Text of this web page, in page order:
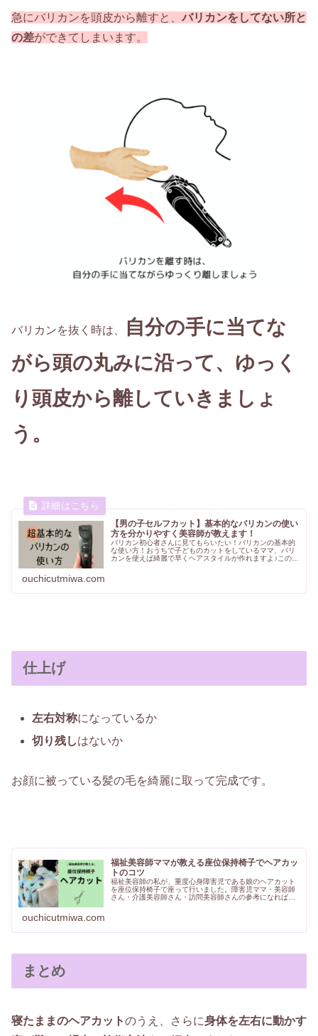
急にバリカンを頭皮から離すと、 バリカンをしてない所と
の差ができてしまいます。
バリカンを抜く時は、
自分の手に当てな
がら頭の丸みに沿って、ゆっく
り頭皮から離していきましょ
う。
【男の子セルフカット】基本的なバリカンの使い
方を分かりやすく美容師が教えます！
バリカン初心者さんに見てもらいたい！バリカンの基本的
な使い方！おうちで子どものカットをしているママ、バリ
カンを使えば綺麗で早くヘアスタイルが作れますよ♪この記
ouchicutmiwa.com
仕上げ
左右対称になっているか
切り残しはないか
お顔に被っている髪の毛を綺麗に取って完成です。
福祉美容師ママが教える座位保持椅子でヘアカッ
トのコツ
福祉美容師の私が、重度心身障害児である娘のヘアカット
を座位保持椅子で座って行いました。障害児ママ・美容師
さん・介護美容師さん・訪問美容師さんの参考になれば嬉
ouchicutmiwa.com
まとめ
寝たままのヘアカットのうえ、さらに身体を左右に動かす